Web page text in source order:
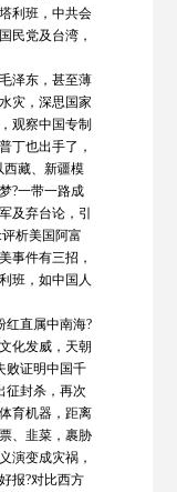
利班，中共会
民党及台湾，
泽东，甚至薄
灾，深思国家
观察中国专制
丁也出手了，
西藏、新疆模
?一带一路成
及弃台论，引
析美国阿富
事件有三招，
班，如中国人
红直属中南海?
化发威，天朝
败证明中国千
征封杀，再次
育机器，距离
、韭菜，裹胁
演变成灾祸，
报?对比西方